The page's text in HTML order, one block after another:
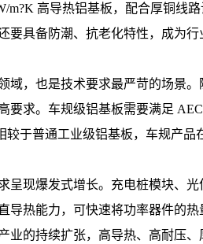
m?K 高导热铝基板，配合厚铜线
要具备防潮、抗老化特性，成为行
域，也是技术要求最严苛的场景
要求。车规级铝基板需要满足
于普通工业级铝基板，车规产品
呈现爆发式增长。充电桩模块、
导热能力，可快速将功率器件的
业的持续扩张，高导热、高耐压、